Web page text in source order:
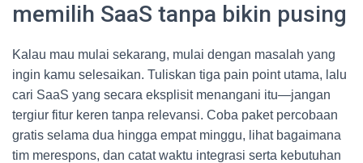
memilih SaaS tanpa bikin pusing
Kalau mau mulai sekarang, mulai dengan masalah yang
ingin kamu selesaikan. Tuliskan tiga pain point utama, lalu
cari SaaS yang secara eksplisit menangani itu—jangan
tergiur fitur keren tanpa relevansi. Coba paket percobaan
gratis selama dua hingga empat minggu, lihat bagaimana
tim merespons, dan catat waktu integrasi serta kebutuhan